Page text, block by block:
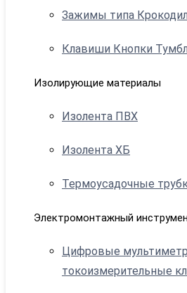
Зажимы типа Крокодил
Клавиши Кнопки
Изолирующие материалы
Изолента ПВХ
Изолента ХБ
Термоусадочные
Электромонтажный
Цифровые
токоизмерительные